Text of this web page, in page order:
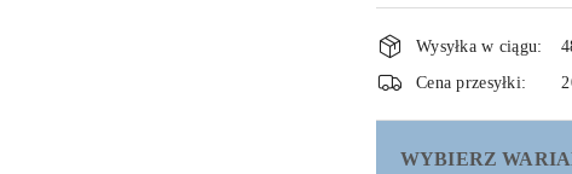
Dostępność
i
dostawa
Wysyłka w ciągu:
Cena przesyłki:
WYBIERZ